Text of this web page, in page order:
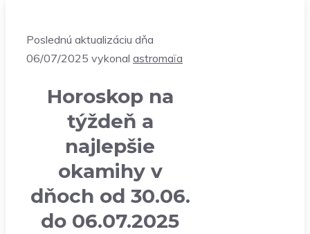
Poslednú aktualizáciu dňa
06/07/2025 vykonal astromaïa
Horoskop na
týždeň a
najlepšie
okamihy v
dňoch od 30.06.
do 06.07.2025